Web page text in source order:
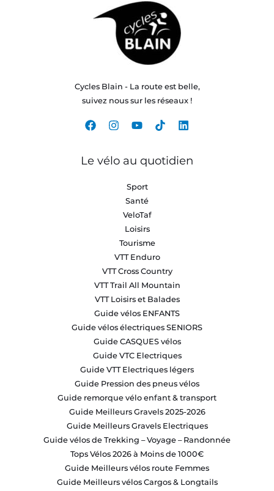
Cycles Blain - La route est belle,
suivez nous sur les réseaux !
Le vélo au quotidien
Sport
Santé
VeloTaf
Loisirs
Tourisme
VTT Enduro
VTT Cross Country
VTT Trail All Mountain
VTT Loisirs et Balades
Guide vélos ENFANTS
Guide vélos électriques SENIORS
Guide CASQUES vélos
Guide VTC Electriques
Guide VTT Electriques légers
Guide Pression des pneus vélos
Guide remorque vélo enfant & transport
Guide Meilleurs Gravels 2025-2026
Guide Meilleurs Gravels Electriques
Guide vélos de Trekking – Voyage – Randonnée
Tops Vélos 2026 à Moins de 1000€
Guide Meilleurs vélos route Femmes
Guide Meilleurs vélos Cargos & Longtails